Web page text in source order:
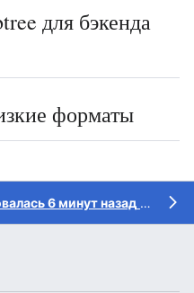
для бэкенда
форматы
6 минут назад